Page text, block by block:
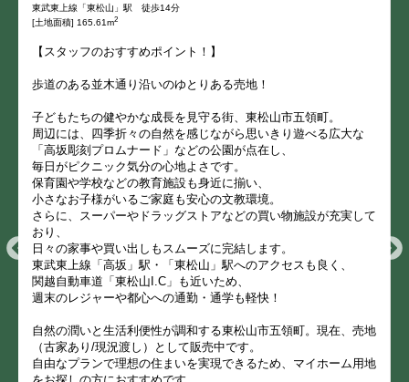
東武東上線「東松山」駅 徒歩14分
[土地面積] 165.61m2
【スタッフのおすすめポイント！】
歩道のある並木通り沿いのゆとりある売地！
子どもたちの健やかな成長を見守る街、東松山市五領町。
周辺には、四季折々の自然を感じながら思いきり遊べる広大な
「高坂彫刻プロムナード」などの公園が点在し、
毎日がピクニック気分の心地よさです。
保育園や学校などの教育施設も身近に揃い、
小さなお子様がいるご家庭も安心の文教環境。
さらに、スーパーやドラッグストアなどの買い物施設が充実して
おり、
日々の家事や買い出しもスムーズに完結します。
東武東上線「高坂」駅・「東松山」駅へのアクセスも良く、
関越自動車道「東松山I.C」も近いため、
週末のレジャーや都心への通勤・通学も軽快！
自然の潤いと生活利便性が調和する東松山市五領町。現在、売地
（古家あり/現況渡し）として販売中です。
自由なプランで理想の住まいを実現できるため、マイホーム用地